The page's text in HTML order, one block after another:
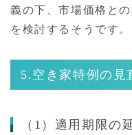
義の下、市場価格と
を検討するそうです。
5.空き家特例の見
（1）適用期限の